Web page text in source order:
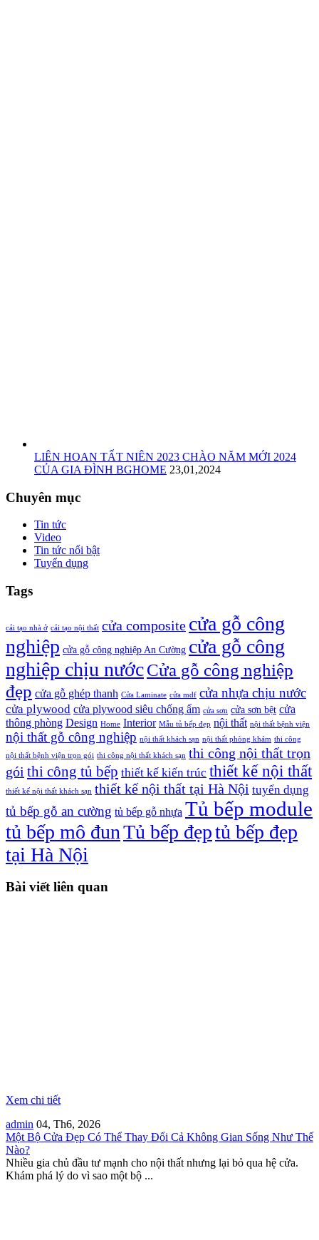
LIÊN HOAN TẤT NIÊN 2023 CHÀO NĂM MỚI 2024
CỦA GIA ĐÌNH BGHOME 23,01,2024
Chuyên mục
Tin tức
Video
Tin tức nổi bật
Tuyển dụng
Tags
cải tạo nhà ở cải tạo nội thất cửa composite cửa gỗ công
nghiệp cửa gỗ công nghiệp An Cường cửa gỗ công
nghiệp chịu nướcCửa gỗ công nghiệp
đẹp cửa gỗ ghép thanh Cửa Laminate cửa mdf cửa nhựa chịu nước
cửa plywood cửa plywood siêu chống ẩm cửa sơn cửa sơn bệt cửa
thông phòng Design Home Interior Mẫu tủ bếp đẹp nội thất nội thất bệnh viện
nội thất gỗ công nghiệp nội thất khách sạn nội thất phòng khám thi công
nội thất bệnh viện trọn gói thi công nội thất khách sạn thi công nội thất trọn
gói thi công tủ bếp thiết kế kiến trúc thiết kế nội thất
thiết kế nội thất khách sạn thiết kế nội thất tại Hà Nội tuyển dụng
tủ bếp gỗ an cường tủ bếp gỗ nhựa Tủ bếp module
tủ bếp mô đunTủ bếp đẹptủ bếp đẹp
tại Hà Nội
Bài viết liên quan
Xem chi tiết
admin 04, Th6, 2026
Một Bộ Cửa Đẹp Có Thể Thay Đổi Cả Không Gian Sống Như Thế
Nào?
Nhiều gia chủ đầu tư mạnh cho nội thất nhưng lại bỏ qua hệ cửa.
Khám phá lý do vì sao một bộ ...